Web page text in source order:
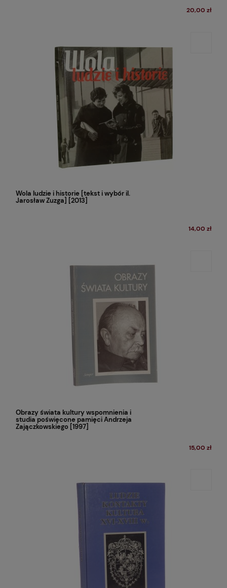
20,00 zł
Wola ludzie i historie [tekst i wybór il.
Jarosław Zuzga] [2013]
14,00 zł
Obrazy świata kultury wspomnienia i
studia poświęcone pamięci Andrzeja
Zajączkowskiego [1997]
15,00 zł